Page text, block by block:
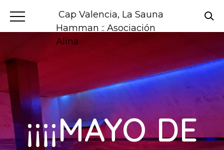
Cap Valencia, La Sauna
Hamman :: Asociación
Alina
¡¡¡¡MAYO DE